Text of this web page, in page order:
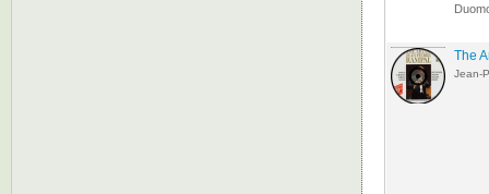
The
Jean-